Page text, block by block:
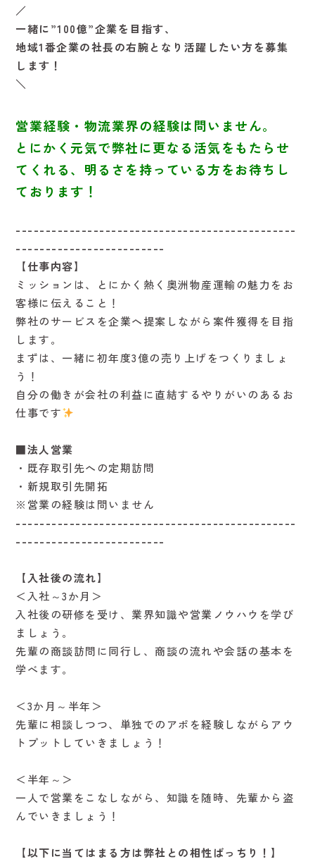
／
一緒に”100億”企業を目指す、
地域1番企業の社長の右腕となり活躍したい方を募集
します！
＼
営業経験・物流業界の経験は問いません。
とにかく元気で弊社に更なる活気をもたらせ
てくれる、明るさを持っている方をお待ちし
ております！
-----------------------------------------------
-------------------------
【仕事内容】
ミッションは、とにかく熱く奥洲物産運輸の魅力をお
客様に伝えること！
弊社のサービスを企業へ提案しながら案件獲得を目指
します。
まずは、一緒に初年度3億の売り上げをつくりましょ
う！
自分の働きが会社の利益に直結するやりがいのあるお
仕事です
■法人営業
・既存取引先への定期訪問
・新規取引先開拓
※営業の経験は問いません
-----------------------------------------------
-------------------------
【入社後の流れ】
＜入社～3か月＞
入社後の研修を受け、業界知識や営業ノウハウを学び
ましょう。
先輩の商談訪問に同行し、商談の流れや会話の基本を
学べます。
＜3か月～半年＞
先輩に相談しつつ、単独でのアポを経験しながらアウ
トプットしていきましょう！
＜半年～＞
一人で営業をこなしながら、知識を随時、先輩から盗
んでいきましょう！
【以下に当てはまる方は弊社との相性ばっちり！】